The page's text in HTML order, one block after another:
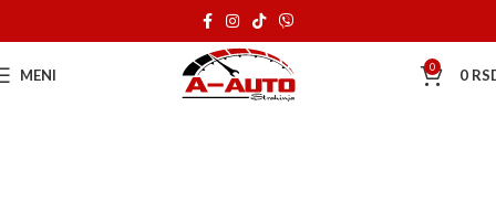
MENI 0 0